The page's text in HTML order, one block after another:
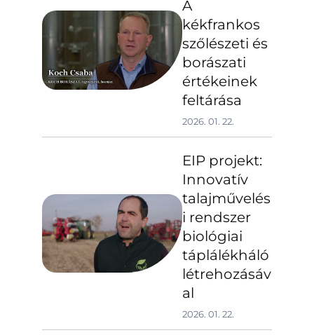
A
kékfrankos
szőlészeti és
borászati
értékeinek
feltárása
2026. 01. 22.
EIP projekt:
Innovatív
talajművelés
i rendszer
biológiai
táplálékháló
létrehozásáv
al
2026. 01. 22.